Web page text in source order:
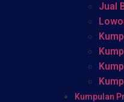
Jual
Kumpulan